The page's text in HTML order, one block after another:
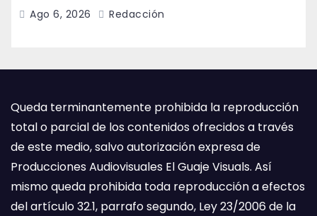
Ago 6, 2026 Redacción
Queda terminantemente prohibida la reproducción
total o parcial de los contenidos ofrecidos a través
de este medio, salvo autorización expresa de
Producciones Audiovisuales El Guaje Visuals. Así
mismo queda prohibida toda reproducción a efectos
del artículo 32.1, parrafo segundo, Ley 23/2006 de la